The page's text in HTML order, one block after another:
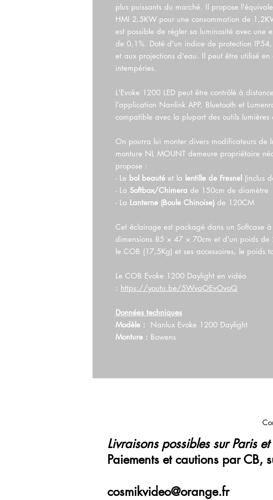
plus puissants du marché. Il propose
HMI 2,5KW pour une consommation de
est possible de régler sa luminosité avec une
de 0,1%. Doté d'un indice de protection
et aux projections d'eau. Il peut être utilisé en
intempéries.
L'Evoke 1200 LED peut être contrôlé à
l'application Nanlink APP, Bluetooth et
compatible avec la plupart des outils lumières
On pourra lui monter divers modificateurs de
monture NL MOUNT demeure propriétaire
propose :
- Le bol beauté et la lentille de Fresnel (inclus
- La Softbox/Chimera de 150cm de diamètre
- La Lanterne (Boule Chinoise) de 120CM
Cet éclairage est packagé dans un Softcase à
dimensions 85 × 47 × 70cm et d'un poids de
le COB (17,5Kg) et ses accessoires, le poids
Le COB Evoke 1200 Daylight en vidéo
: https://youtu.be/5WvaOEvOvoQ
Données techniques
Modèle : Nanlux Evoke 1200 Daylight
Monture : Bowens
cosmikvideo@orange.fr
Livraisons possibles sur Paris
Paiements et cautions par CB,